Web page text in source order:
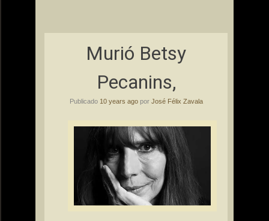
Murió Betsy
Pecanins,
Publicado 10 years agopor José Félix Zavala